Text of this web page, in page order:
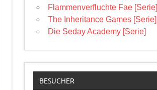
Flammenverfluchte Fae [Serie]
The Inheritance Games [Serie]
Die Seday Academy [Serie]
BESUCHER